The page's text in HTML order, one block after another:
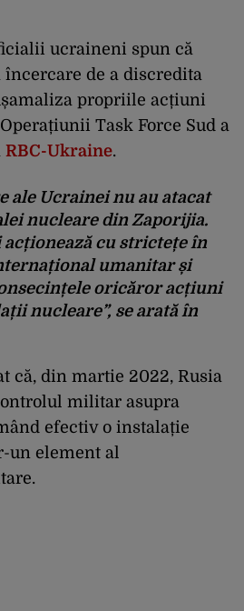
ucraineni spun că
încercare de a discredita
propriile acțiuni
Task Force Sud a
RBC-Ukraine.
ale Ucrainei nu au atacat
nucleare din Zaporijia.
cu strictețe în
umanitar și
oricăror acțiuni
nucleare”, se arată în
că, din martie 2022, Rusia
militar asupra
efectiv o instalație
element al